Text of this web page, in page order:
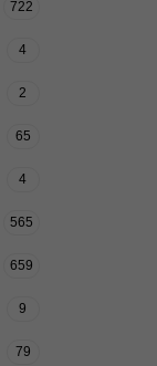
722
4
2
65
4
565
659
9
79